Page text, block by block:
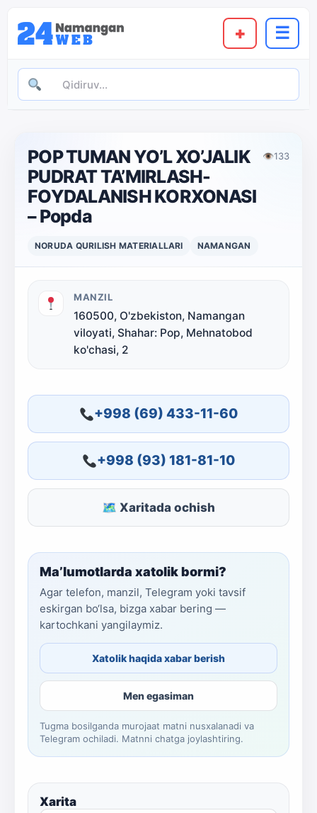
+ ☰
POP TUMAN YO’L XO’JALIK
PUDRAT TA’MIRLASH-
FOYDALANISH KORXONASI
– Popda
👁133
NORUDA QURILISH MATERIALLARI NAMANGAN
MANZIL
160500, O'zbekiston, Namangan
viloyati, Shahar: Pop, Mehnatobod
ko'chasi, 2
+998 (69) 433-11-60
+998 (93) 181-81-10
🗺 Xaritada ochish
Ma’lumotlarda xatolik bormi?
Agar telefon, manzil, Telegram yoki tavsif
eskirgan bo‘lsa, bizga xabar bering —
kartochkani yangilaymiz.
Xatolik haqida xabar berish
Men egasiman
Tugma bosilganda murojaat matni nusxalanadi va
Telegram ochiladi. Matnni chatga joylashtiring.
Xarita